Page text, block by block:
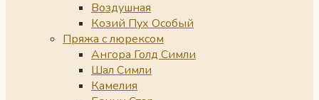
Воздушная
Козий Пух Особый
Пряжа с люрексом
Ангора Голд Симли
Шал Симли
Камелия